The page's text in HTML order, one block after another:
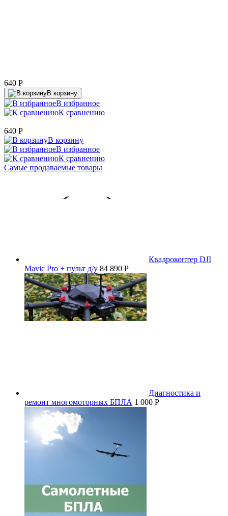
640 P
В корзину
В избранное
К сравнению
640 P
В корзину
В избранное
К сравнению
Самые продаваемые товары
Квадрокоптер DJI
Mavic Pro + пульт д/у 84 890 P
Диагностика и
ремонт многомоторных БПЛА 1 000 P